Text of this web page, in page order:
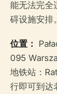
能无法完全
碍设施安排。
位置：
095
地铁站：
行即可到达